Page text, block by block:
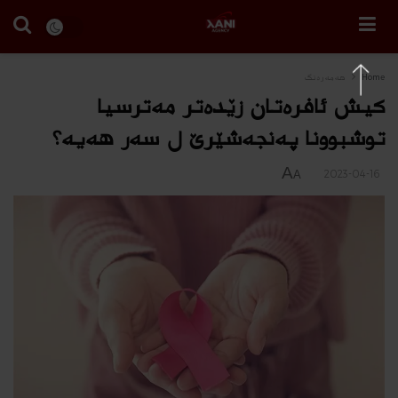
Home هه‌مه‌ره‌نگ
كیش ئافره‌تان زێده‌تر مه‌ترسیا
توشبوونا په‌نجه‌شێرێ ل سه‌ر هه‌یه‌؟
2023-04-16
A
A